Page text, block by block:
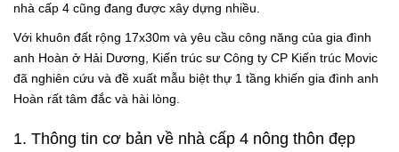
nhà cấp 4 cũng đang được xây dựng nhiều.
Với khuôn đất rộng 17x30m và yêu cầu công năng của gia đình
anh Hoàn ở Hải Dương, Kiến trúc sư Công ty CP Kiến trúc Movic
đã nghiên cứu và đề xuất mẫu biệt thự 1 tầng khiến gia đình anh
Hoàn rất tâm đắc và hài lòng.
1. Thông tin cơ bản về nhà cấp 4 nông thôn đẹp